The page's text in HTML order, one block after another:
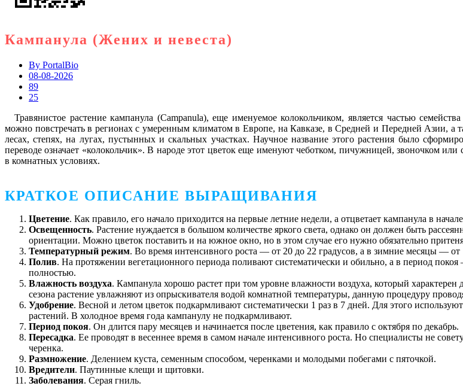
Кампанула (Жених и невеста)
By PortalBio
08-08-2026
89
25
Травянистое растение кампанула (Campanula), еще именуемое колокольчиком, является частью
можно повстречать в регионах с умеренным климатом в Европе, на Кавказе, в Средней и Передней Азии, а
лесах, степях, на лугах, пустынных и скальных участках. Научное название этого растения было
переводе означает «колокольчик». В народе этот цветок еще именуют чеботком, пичужницей, звоночком
в комнатных условиях.
КРАТКОЕ ОПИСАНИЕ ВЫРАЩИВАНИЯ
Цветение. Как правило, его начало приходится на первые летние недели, а отцветает кампанула в
Освещенность. Растение нуждается в большом количестве яркого света, однако он должен быть
ориентации. Можно цветок поставить и на южное окно, но в этом случае его нужно обязательно
Температурный режим. Во время интенсивного роста ― от 20 до 22 градусов, а в зимние месяцы ― от
Полив. На протяжении вегетационного периода поливают систематически и обильно, а в период
полностью.
Влажность воздуха. Кампанула хорошо растет при том уровне влажности воздуха, который
сезона растение увлажняют из опрыскивателя водой комнатной температуры, данную процедуру
Удобрение. Весной и летом цветок подкармливают систематически 1 раз в 7 дней. Для этого
растений. В холодное время года кампанулу не подкармливают.
Период покоя. Он длится пару месяцев и начинается после цветения, как правило с октября по декабрь.
Пересадка. Ее проводят в весеннее время в самом начале интенсивного роста. Но специалисты не
черенка.
Размножение. Делением куста, семенным способом, черенками и молодыми побегами с пяточкой.
Вредители. Паутинные клещи и щитовки.
Заболевания. Серая гниль.